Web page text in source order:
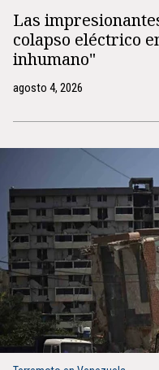
Las
colapso eléctrico
inhumano"
agosto 4, 2026